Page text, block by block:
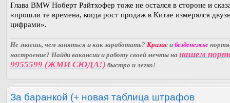
Глава BMW Ноберт Райтхофер тоже не остался в стороне и
«прошли те времена, когда рост продаж в Китае измерялся
цифрами».
Не знаешь, чем заняться и как заработать? Кризис и безденежье
настроение? Найди вакансии и работу своей мечты на нашем
9955599 (ЖМИ СЮДА!) быстро и легко!
За баранкой (+ новая таблица штрафов